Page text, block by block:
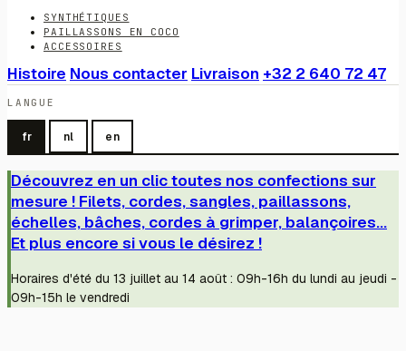
SYNTHÉTIQUES
PAILLASSONS EN COCO
ACCESSOIRES
Histoire Nous contacter Livraison +32 2 640 72 47
LANGUE
fr nl en
Découvrez en un clic toutes nos confections sur
mesure ! Filets, cordes, sangles, paillassons,
échelles, bâches, cordes à grimper, balançoires...
Et plus encore si vous le désirez !
Horaires d'été du 13 juillet au 14 août : 09h-16h du lundi au jeudi -
09h-15h le vendredi